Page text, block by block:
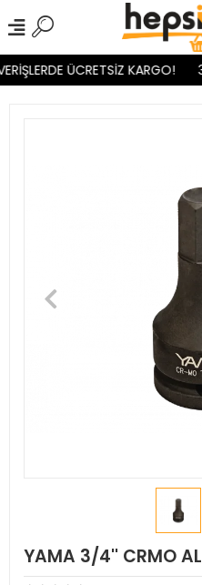
ÜCRETSİZ KARGO!
YAMA 3/4'' CRMO